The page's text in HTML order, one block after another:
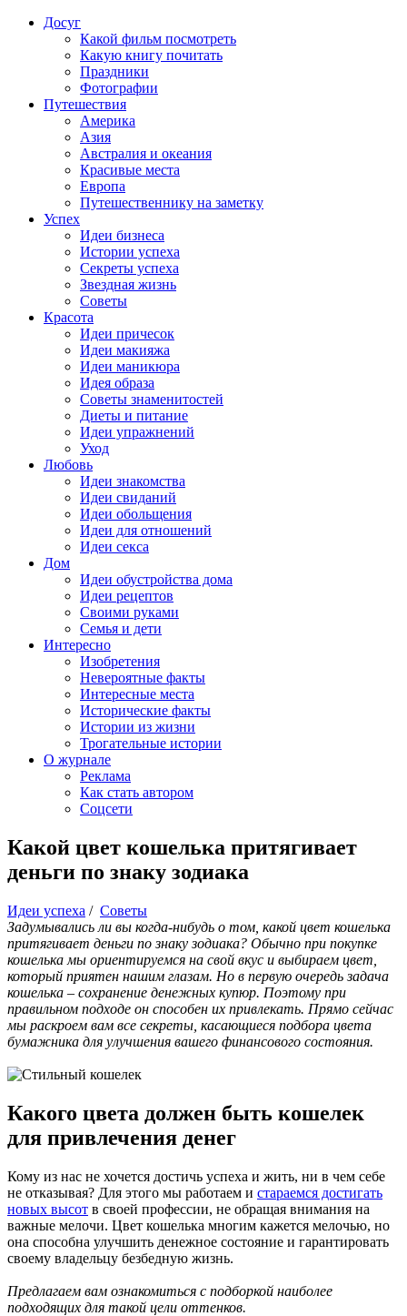
Досуг
Какой фильм посмотреть
Какую книгу почитать
Праздники
Фотографии
Путешествия
Америка
Азия
Австралия и океания
Красивые места
Европа
Путешественнику на заметку
Успех
Идеи бизнеса
Истории успеха
Секреты успеха
Звездная жизнь
Советы
Красота
Идеи причесок
Идеи макияжа
Идеи маникюра
Идея образа
Советы знаменитостей
Диеты и питание
Идеи упражнений
Уход
Любовь
Идеи знакомства
Идеи свиданий
Идеи обольщения
Идеи для отношений
Идеи секса
Дом
Идеи обустройства дома
Идеи рецептов
Своими руками
Семья и дети
Интересно
Изобретения
Невероятные факты
Интересные места
Исторические факты
Истории из жизни
Трогательные истории
О журнале
Реклама
Как стать автором
Соцсети
Какой цвет кошелька притягивает
деньги по знаку зодиака
Идеи успеха / Советы
Задумывались ли вы когда-нибудь о том, какой цвет кошелька
притягивает деньги по знаку зодиака? Обычно при покупке
кошелька мы ориентируемся на свой вкус и выбираем цвет,
который приятен нашим глазам. Но в первую очередь задача
кошелька – сохранение денежных купюр. Поэтому при
правильном подходе он способен их привлекать. Прямо сейчас
мы раскроем вам все секреты, касающиеся подбора цвета
бумажника для улучшения вашего финансового состояния.
Какого цвета должен быть кошелек
для привлечения денег
Кому из нас не хочется достичь успеха и жить, ни в чем себе
не отказывая? Для этого мы работаем и стараемся достигать
новых высот в своей профессии, не обращая внимания на
важные мелочи. Цвет кошелька многим кажется мелочью, но
она способна улучшить денежное состояние и гарантировать
своему владельцу безбедную жизнь.
Предлагаем вам ознакомиться с подборкой наиболее
подходящих для такой цели оттенков.